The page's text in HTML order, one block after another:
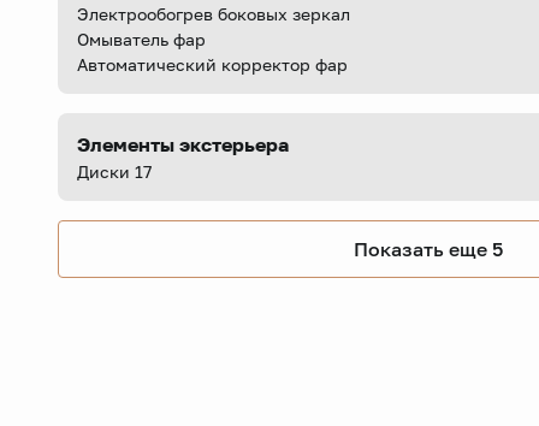
Электрообогрев боковых зеркал
Омыватель фар
Автоматический корректор фар
Элементы экстерьера
Диски 17
Показать еще 5